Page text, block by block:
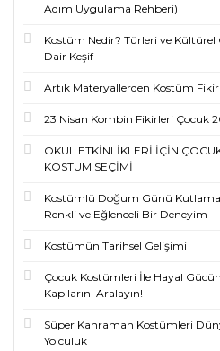
Adım Uygulama Rehberi)
Kostüm Nedir? Türleri ve
Dair Keşif
Artık Materyallerden Kostüm
23 Nisan Kombin Fikirleri Çocuk
OKUL ETKİNLİKLERİ İÇİN
KOSTÜM SEÇİMİ
Kostümlü Doğum Günü
Renkli ve Eğlenceli Bir Deneyim
Kostümün Tarihsel Gelişimi
Çocuk Kostümleri İle Hayal
Kapılarını Aralayın!
Süper Kahraman Kostümleri
Yolculuk